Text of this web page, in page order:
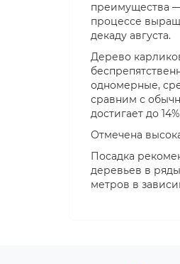
преимущества —
процессе
декаду августа.
Дерево
одномерные,
сравним с
достигает до
Отмечена
Посадка
деревьев в
метров в